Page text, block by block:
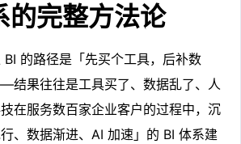
的完整方法论
的路径是「先买个工具，后补数
结果往往是工具买了、数据乱了、人
在服务数百家企业客户的过程中，沉
、数据渐进、AI 加速」的 BI 体系建